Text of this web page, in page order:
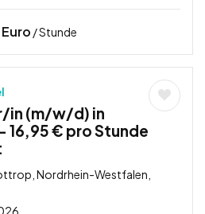
Euro / Stunde
in (m/w/d) in
16,95 € pro Stunde
Nordrhein-Westfalen,